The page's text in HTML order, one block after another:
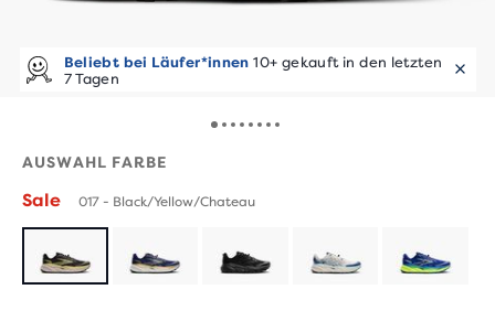
Beliebt bei Läufer*innen 10+ gekauft in den letzten
7 Tagen
AUSWAHL FARBE
Sale 017 - Black/Yellow/Chateau